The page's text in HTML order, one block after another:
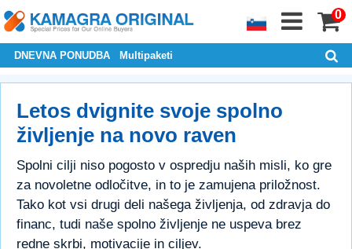
0
DNEVNA PONUDBA Multipaketi
Letos dvignite svoje spolno
življenje na novo raven
Spolni cilji niso pogosto v ospredju naših misli, ko gre
za novoletne odločitve, in to je zamujena priložnost.
Tako kot vsi drugi deli našega življenja, od zdravja do
financ, tudi naše spolno življenje ne uspeva brez
redne skrbi, motivacije in ciljev.